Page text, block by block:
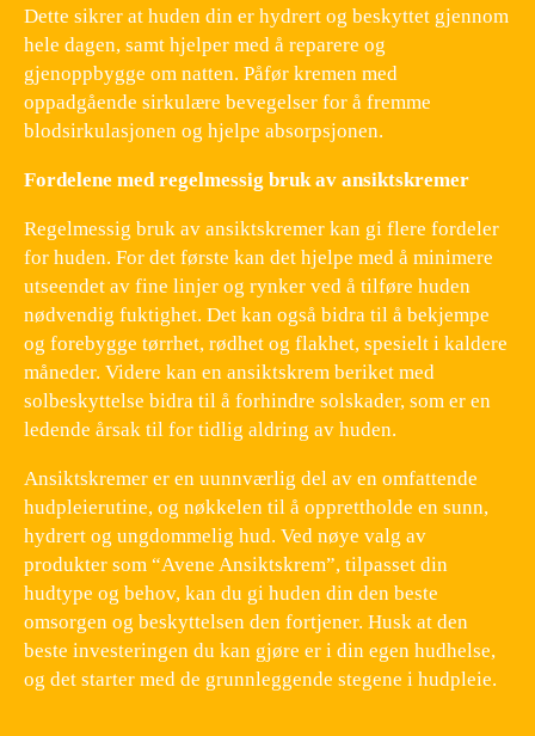
Dette sikrer at huden din er hydrert og beskyttet gjennom
hele dagen, samt hjelper med å reparere og
gjenoppbygge om natten. Påfør kremen med
oppadgående sirkulære bevegelser for å fremme
blodsirkulasjonen og hjelpe absorpsjonen.
Fordelene med regelmessig bruk av ansiktskremer
Regelmessig bruk av ansiktskremer kan gi flere fordeler
for huden. For det første kan det hjelpe med å minimere
utseendet av fine linjer og rynker ved å tilføre huden
nødvendig fuktighet. Det kan også bidra til å bekjempe
og forebygge tørrhet, rødhet og flakhet, spesielt i kaldere
måneder. Videre kan en ansiktskrem beriket med
solbeskyttelse bidra til å forhindre solskader, som er en
ledende årsak til for tidlig aldring av huden.
Ansiktskremer er en uunnværlig del av en omfattende
hudpleierutine, og nøkkelen til å opprettholde en sunn,
hydrert og ungdommelig hud. Ved nøye valg av
produkter som “Avene Ansiktskrem”, tilpasset din
hudtype og behov, kan du gi huden din den beste
omsorgen og beskyttelsen den fortjener. Husk at den
beste investeringen du kan gjøre er i din egen hudhelse,
og det starter med de grunnleggende stegene i hudpleie.